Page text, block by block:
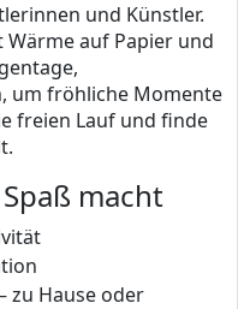
und Künstler.
Wärme auf Papier und
um fröhliche Momente
freien Lauf und finde
macht
zu Hause oder